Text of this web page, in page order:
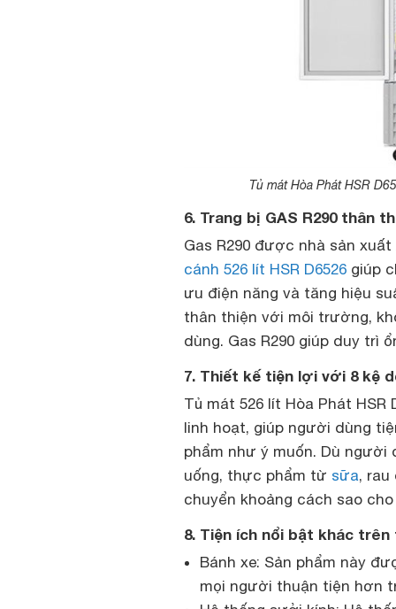
Tủ mát Hòa Phát HSR
6. Trang bị GAS R290 thân
Gas R290 được nhà sản
cánh 526 lít HSR D6526 giúp
ưu điện năng và tăng hiệu
thân thiện với môi trường,
dùng. Gas R290 giúp duy trì
7. Thiết kế tiện lợi với 8 kệ
Tủ mát 526 lít Hòa Phát
linh hoạt, giúp người dùng
phẩm như ý muốn. Dù người
uống, thực phẩm từ sữa, rau
chuyển khoảng cách sao
8. Tiện ích nổi bật khác trên
Bánh xe: Sản phẩm này
mọi người thuận tiện hơn